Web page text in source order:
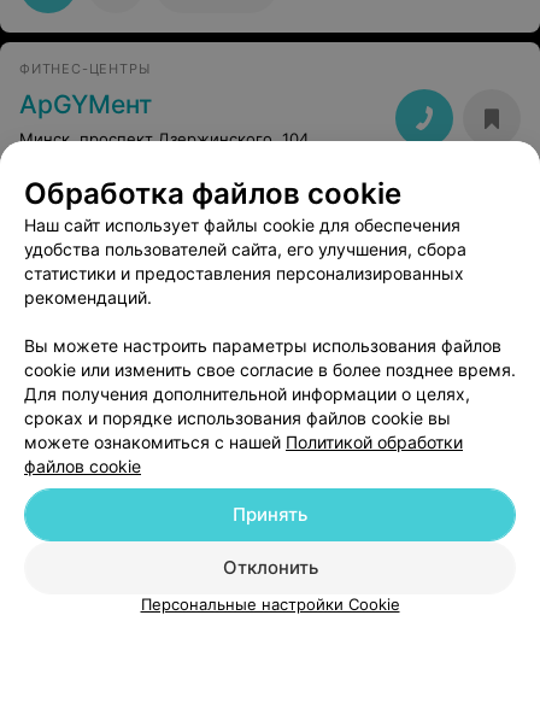
ФИТНЕС-ЦЕНТРЫ
АрGYMент
Минск, проспект Дзержинского, 104
ЭФФЕКТИВНАЯ РЕКЛАМА НА САЙТЕ
Добавить компанию
Добавить специалиста
Обработка файлов cookie
Наш сайт использует файлы cookie для обеспечения
удобства пользователей сайта, его улучшения, сбора
статистики и предоставления персонализированных
рекомендаций.
Вы можете настроить параметры использования файлов
cookie или изменить свое согласие в более позднее время.
Для получения дополнительной информации о целях,
сроках и порядке использования файлов cookie вы
можете ознакомиться с нашей Политикой обработки
файлов cookie
Отклонить
Принять
Персональные настройки Cookie